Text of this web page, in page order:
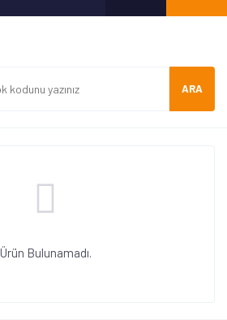
ARA
Ürün Bulunamadı.